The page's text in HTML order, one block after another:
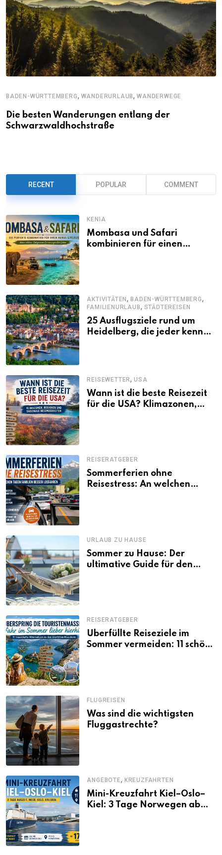
BADEN-WÜRTTEMBERG, WANDERURLAUB,WANDERWEGE
Die besten Wanderungen entlang der
Schwarzwaldhochstraße
RECENT POPULAR COMMENT
KENIA
Mombasa und Safari
kombinieren für einen
AKTIVITÄTEN,BADEN-WÜRTTEMBERG,
FAMILIENURLAUB, STÄDTEREISEN
25 Ausflugsziele rund um
Heidelberg, die jeder kennen
REISEWETTER,USA
Wann ist die beste Reisezeit
für die USA? Klimazonen,
REISERATGEBER
Sommerferien ohne
Reisestress: An welchen
URLAUB ZU HAUSE
Sommer zu Hause: Der
ultimative Guide für den
REISERATGEBER
Überfüllte Reiseziele im
Sommer vermeiden: 11 schöne
FLUGREISEN
Was sind die wichtigsten
Fluggastrechte?
ANGEBOTE, KREUZFAHRTEN
Mini-Kreuzfahrt Kiel–Oslo–
Kiel: 3 Tage Norwegen ab